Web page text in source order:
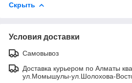
Скрыть
Условия доставки
Самовывоз
Доставка курьером по Алматы
ул.Момышулы-ул.Шолохова-